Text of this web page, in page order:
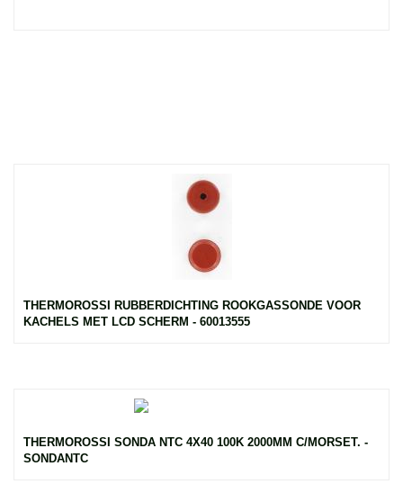
THERMOROSSI RUBBERDICHTING ROOKGASSONDE VOOR
KACHELS MET LCD SCHERM - 60013555
THERMOROSSI SONDA NTC 4X40 100K 2000MM C/MORSET. -
SONDANTC